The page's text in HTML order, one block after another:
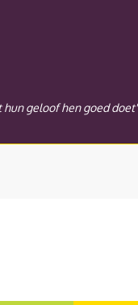
hun geloof hen goed doet'